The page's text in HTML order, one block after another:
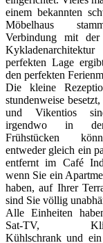
einem bekannten
Möbelhaus
Verbindung mit der
perfekten Lage
den perfekten
Die kleine
stundenweise
und Vikentios
irgendwo in
Frühstücken
entweder gleich ein
entfernt im Café
wenn Sie ein
haben, auf Ihrer
sind Sie völlig
Alle Einheiten
Sat-TV,
Kühlschrank und ein